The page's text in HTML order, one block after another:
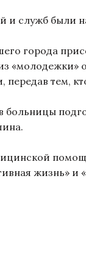
и служб
города
тем,
больницы
жизнь» и